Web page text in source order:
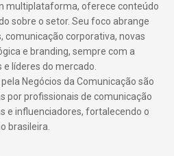
multiplataforma, oferece conteúdo
sobre o setor. Seu foco abrange
comunicação corporativa, novas
e branding, sempre com a
líderes do mercado.
Negócios da Comunicação são
por profissionais de comunicação
e influenciadores, fortalecendo o
brasileira.